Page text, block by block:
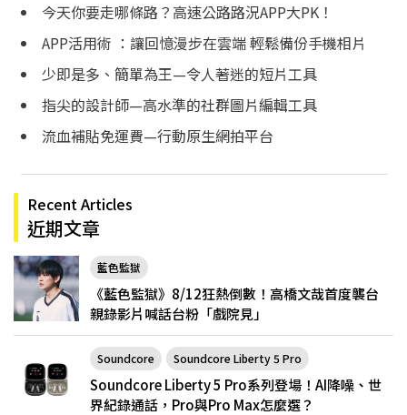
今天你要走哪條路？高速公路路況APP大PK！
APP活用術 ：讓回憶漫步在雲端 輕鬆備份手機相片
少即是多、簡單為王—令人著迷的短片工具
指尖的設計師—高水準的社群圖片編輯工具
流血補貼免運費—行動原生網拍平台
Recent Articles
近期文章
藍色監獄
《藍色監獄》8/12狂熱倒數！高橋文哉首度襲台
親錄影片喊話台粉「戲院見」
Soundcore Soundcore Liberty 5 Pro
Soundcore Liberty 5 Pro系列登場！AI降噪、世
界紀錄通話，Pro與Pro Max怎麼選？